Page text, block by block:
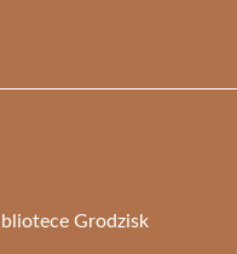
Grodzisk